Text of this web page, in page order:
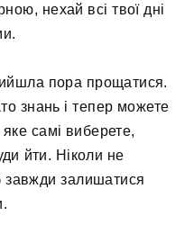
нехай всі твої дні
пора прощатися.
знань і тепер можете
самі виберете,
йти. Ніколи не
завжди залишатися